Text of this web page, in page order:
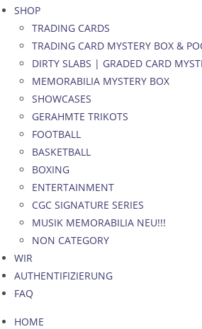
SHOP
TRADING CARDS
TRADING CARD MYSTERY BOX &
DIRTY SLABS | GRADED CARD
MEMORABILIA MYSTERY BOX
SHOWCASES
GERAHMTE TRIKOTS
FOOTBALL
BASKETBALL
BOXING
ENTERTAINMENT
CGC SIGNATURE SERIES
MUSIK MEMORABILIA NEU!!!
NON CATEGORY
WIR
AUTHENTIFIZIERUNG
FAQ
HOME